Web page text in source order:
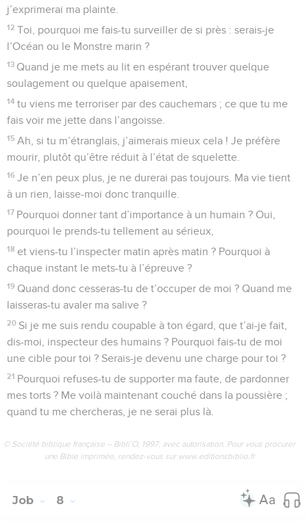
j’exprimerai ma plainte.
12 Toi, pourquoi me fais-tu surveiller de si près : serais-je
l’Océan ou le Monstre marin ?
13 Quand je me mets au lit en espérant trouver quelque
soulagement ou quelque apaisement,
14 tu viens me terroriser par des cauchemars ; ce que tu me
fais voir me jette dans l’angoisse.
15 Ah, si tu m’étranglais, j’aimerais mieux cela ! Je préfère
mourir, plutôt qu’être réduit à l’état de squelette.
16 Je n’en peux plus, je ne durerai pas toujours. Ma vie tient
à un rien, laisse-moi donc tranquille.
17 Pourquoi donner tant d’importance à un humain ? Oui,
pourquoi le prends-tu tellement au sérieux,
18 et viens-tu l’inspecter matin après matin ? Pourquoi à
chaque instant le mets-tu à l’épreuve ?
19 Quand donc cesseras-tu de t’occuper de moi ? Quand me
laisseras-tu avaler ma salive ?
20 Si je me suis rendu coupable à ton égard, que t’ai-je fait,
dis-moi, inspecteur des humains ? Pourquoi fais-tu de moi
une cible pour toi ? Serais-je devenu une charge pour toi ?
21 Pourquoi refuses-tu de supporter ma faute, de pardonner
mes torts ? Me voilà maintenant couché dans la poussière ;
quand tu me chercheras, je ne serai plus là.
© Société biblique française – Bibli’O, 1997, avec autorisation. Pour vous procurer
une Bible imprimée, rendez-vous sur www.editionsbiblio.fr
Job 8